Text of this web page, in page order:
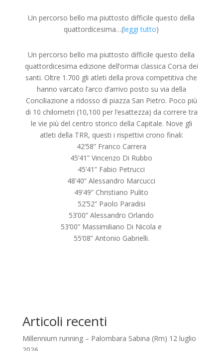
Un percorso bello ma piuttosto difficile questo della
quattordicesima…(leggi tutto)
Un percorso bello ma piuttosto difficile questo della
quattordicesima edizione dell’ormai classica Corsa dei
santi. Oltre 1.700 gli atleti della prova competitiva che
hanno varcato l’arco d’arrivo posto su via della
Conciliazione a ridosso di piazza San Pietro. Poco più
di 10 chilometri (10,100 per l’esattezza) da correre tra
le vie più del centro storico della Capitale. Nove gli
atleti della TRR, questi i rispettivi crono finali:
42’58” Franco Carrera
45’41” Vincenzo Di Rubbo
45’41” Fabio Petrucci
48’40” Alessandro Marcucci
49’49” Christiano Pulito
52’52” Paolo Paradisi
53’00” Alessandro Orlando
53’00” Massimiliano Di Nicola e
55’08” Antonio Gabrielli.
Articoli recenti
Millennium running – Palombara Sabina (Rm) 12 luglio